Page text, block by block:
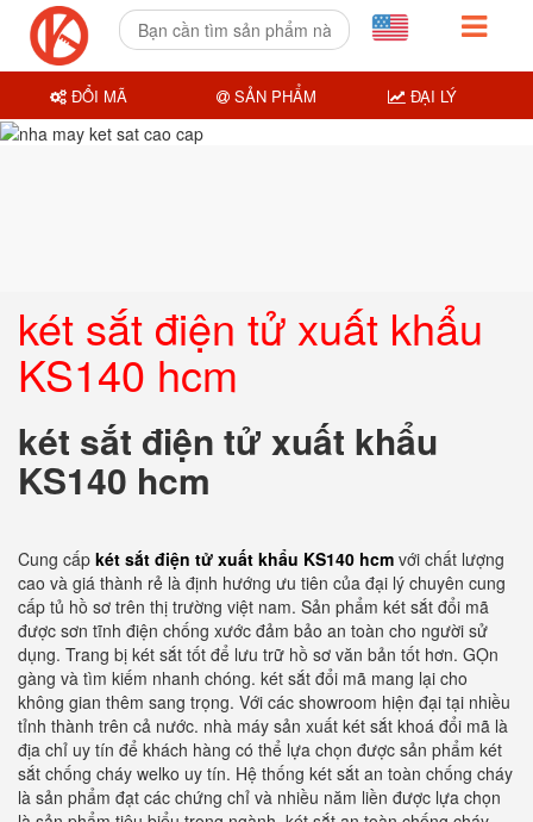
két sắt điện tử xuất khẩu
KS140 hcm
két sắt điện tử xuất khẩu
KS140 hcm
Cung cấp két sắt điện tử xuất khẩu KS140 hcm với chất lượng
cao và giá thành rẻ là định hướng ưu tiên của đại lý chuyên cung
cấp tủ hồ sơ trên thị trường việt nam. Sản phẩm két sắt đổi mã
được sơn tĩnh điện chống xước đảm bảo an toàn cho người sử
dụng. Trang bị két sắt tốt để lưu trữ hồ sơ văn bản tốt hơn. GỌn
gàng và tìm kiếm nhanh chóng. két sắt đổi mã mang lại cho
không gian thêm sang trọng. Với các showroom hiện đại tại nhiều
tỉnh thành trên cả nước. nhà máy sản xuất két sắt khoá đổi mã là
địa chỉ uy tín để khách hàng có thể lựa chọn được sản phẩm két
sắt chống cháy welko uy tín. Hệ thống két sắt an toàn chống cháy
là sản phẩm đạt các chứng chỉ và nhiều năm liền được lựa chọn
ĐỔI MÃ SẢN PHẨM ĐẠI LÝ